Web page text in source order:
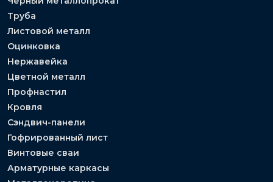
Труба
Листовой металл
Оцинковка
Нержавейка
Цветной металл
Профнастил
Кровля
Сэндвич-панели
Гофрированный лист
Винтовые сваи
Арматурные каркасы